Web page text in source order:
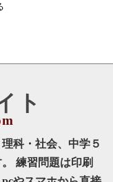
ト
科・社会、中学５
練習問題は印刷